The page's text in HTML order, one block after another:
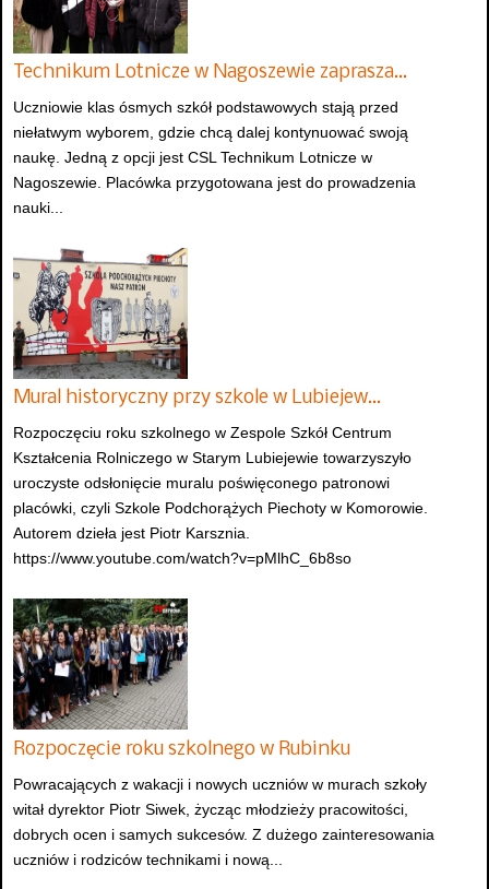
Technikum Lotnicze w Nagoszewie zaprasza…
Uczniowie klas ósmych szkół podstawowych stają przed
niełatwym wyborem, gdzie chcą dalej kontynuować swoją
naukę. Jedną z opcji jest CSL Technikum Lotnicze w
Nagoszewie. Placówka przygotowana jest do prowadzenia
nauki...
Mural historyczny przy szkole w Lubiejew…
Rozpoczęciu roku szkolnego w Zespole Szkół Centrum
Kształcenia Rolniczego w Starym Lubiejewie towarzyszyło
uroczyste odsłonięcie muralu poświęconego patronowi
placówki, czyli Szkole Podchorążych Piechoty w Komorowie.
Autorem dzieła jest Piotr Karsznia.
https://www.youtube.com/watch?v=pMlhC_6b8so
Rozpoczęcie roku szkolnego w Rubinku
Powracających z wakacji i nowych uczniów w murach szkoły
witał dyrektor Piotr Siwek, życząc młodzieży pracowitości,
dobrych ocen i samych sukcesów. Z dużego zainteresowania
uczniów i rodziców technikami i nową...